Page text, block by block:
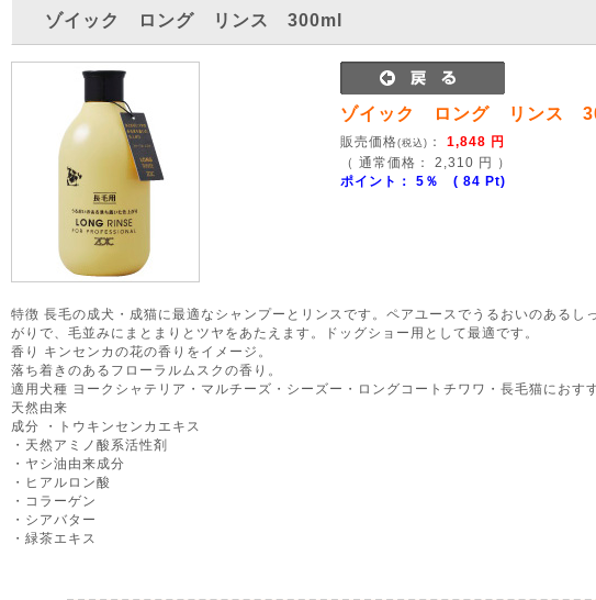
ゾイック ロング リンス 300ml
ゾイック ロング リンス
販売価格(税込) ： 1,848 円
（ 通常価格： 2,310 円
）
ポイント： 5％ ( 84 Pt)
特徴 長毛の成犬・成猫に最適なシャンプーとリンスです。ペアユースでうるおいのあるし
がりで、毛並みにまとまりとツヤをあたえます。ドッグショー用として最適です。
香り キンセンカの花の香りをイメージ。
落ち着きのあるフローラルムスクの香り。
適用犬種 ヨークシャテリア・マルチーズ・シーズー・ロングコートチワワ・長毛猫におす
天然由来
成分 ・トウキンセンカエキス
・天然アミノ酸系活性剤
・ヤシ油由来成分
・ヒアルロン酸
・コラーゲン
・シアバター
・緑茶エキス